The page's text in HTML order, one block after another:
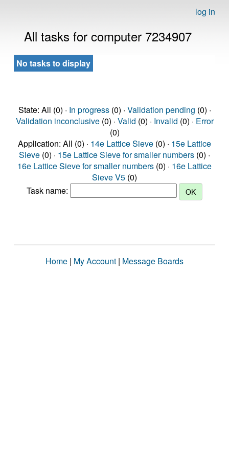
log in
All tasks for computer 7234907
No tasks to display
State: All (0) · In progress(0) · Validation pending (0) ·
Validation inconclusive(0) · Valid (0) · Invalid (0) · Error
(0)
Application: All (0) · 14e Lattice Sieve (0) · 15e Lattice
Sieve (0) · 15e Lattice Sieve for smaller numbers (0) ·
16e Lattice Sieve for smaller numbers (0) · 16e Lattice
Sieve V5 (0)
Task name:
Home | My Account | Message Boards